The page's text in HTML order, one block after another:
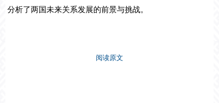
分析了两国未来关系发展的前景与挑战。
阅读原文